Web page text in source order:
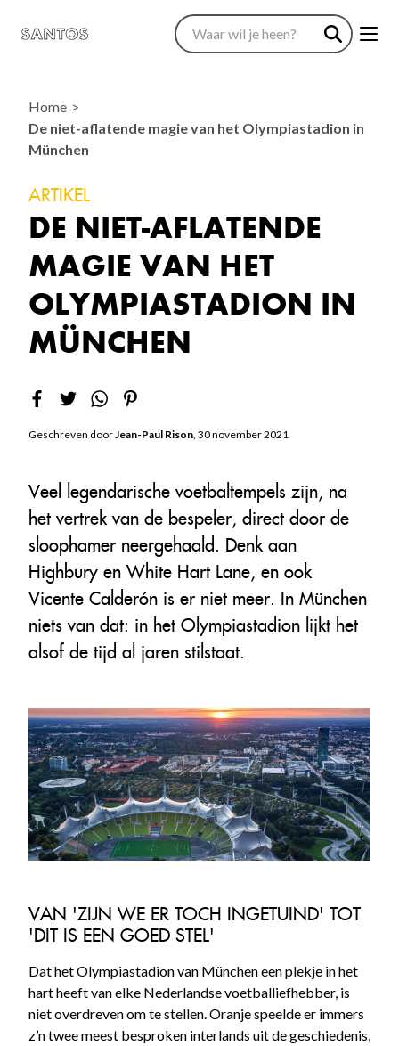
Home
De niet-aflatende magie van het Olympiastadion in
München
ARTIKEL
DE NIET-AFLATENDE
MAGIE VAN HET
OLYMPIASTADION IN
MÜNCHEN
Geschreven doorJean-Paul Rison, 30 november 2021
Veel legendarische voetbaltempels zijn, na
het vertrek van de bespeler, direct door de
sloophamer neergehaald. Denk aan
Highbury en White Hart Lane, en ook
Vicente Calderón is er niet meer. In München
niets van dat: in het Olympiastadion lijkt het
alsof de tijd al jaren stilstaat.
VAN 'ZIJN WE ER TOCH INGETUIND' TOT
'DIT IS EEN GOED STEL'
Dat het Olympiastadion van München een plekje in het
hart heeft van elke Nederlandse voetballiefhebber, is
niet overdreven om te stellen. Oranje speelde er immers
z’n twee meest besproken interlands uit de geschiedenis,